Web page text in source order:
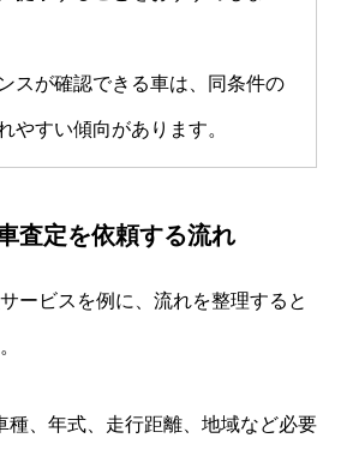
スが確認できる車は、同条件の
やすい傾向があります。
査定を依頼する流れ
ービスを例に、流れを整理すると
種、年式、走行距離、地域など必要